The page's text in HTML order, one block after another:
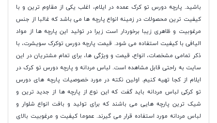
باشید. پارچه دورس تو کرک عمده در ایلام، اغلب یکی از مقاوم ترین و با
کیفیت ترین محصولات در زمینه انواع پارچه ها می باشد که غالبا از جنس
مرغوبیت و ظاهری زیبا برخوردار است زیرا در تولید این پارچه ها از مواد
الیافی با کیفیت استفاده می شود. قیمت پارچه دورس توکرک سویشرت، با
ذکر تمامی مشخصات، انواع، قیمت و ویژگی ها، برای تمام مشتریان در این
سایت به راحتی قابل مشاهده است. لباس مردانه و پارچه دورس تو کرک در
ایلام از کجا تهیه کنیم. اولین نکته در مورد خصوصیات پارچه های دورس
تو کرکی لباس مردانه باید گفت که این نوع از پارچه ها از جدید ترین و
شیک ترین پارچه هایی می باشند که برای تولید و بافت انواع شلوار و
لباس مردانه مورد استفاده قرار می گیرند. عموما کیفیت و مرغوبیت بالای